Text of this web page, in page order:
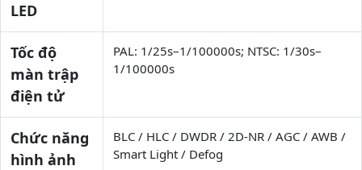
LED
Tốc độ
màn trập
điện tử
PAL: 1/25s–1/100000s; NTSC: 1/30s–
1/100000s
Chức năng
hình ảnh
BLC / HLC / DWDR / 2D-NR / AGC / AWB /
Smart Light / Defog